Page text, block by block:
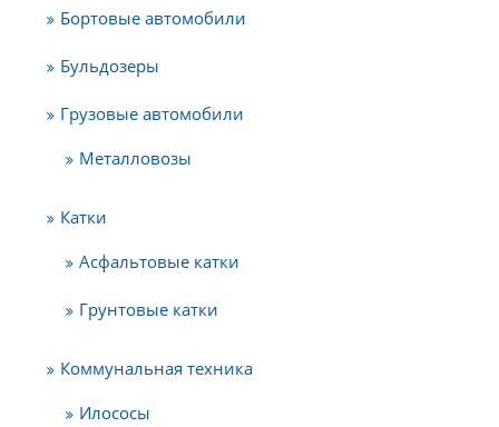
Бортовые автомобили
Бульдозеры
Грузовые автомобили
Металловозы
Катки
Асфальтовые катки
Грунтовые катки
Коммунальная техника
Илососы